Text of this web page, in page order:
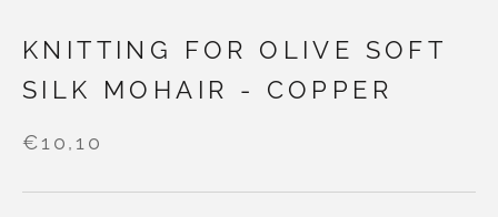
KNITTING FOR OLIVE SOFT
SILK MOHAIR - COPPER
€10,10